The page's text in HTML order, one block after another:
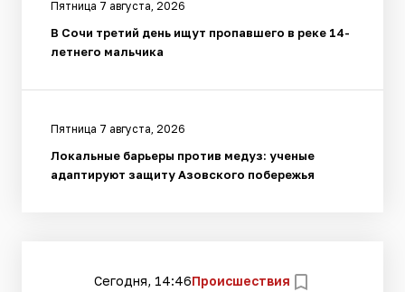
Пятница 7 августа, 2026
В Сочи третий день ищут пропавшего в реке 14-
летнего мальчика
Пятница 7 августа, 2026
Локальные барьеры против медуз: ученые
адаптируют защиту Азовского побережья
Сегодня, 14:46Происшествия